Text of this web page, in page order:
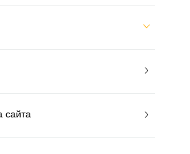
сайта